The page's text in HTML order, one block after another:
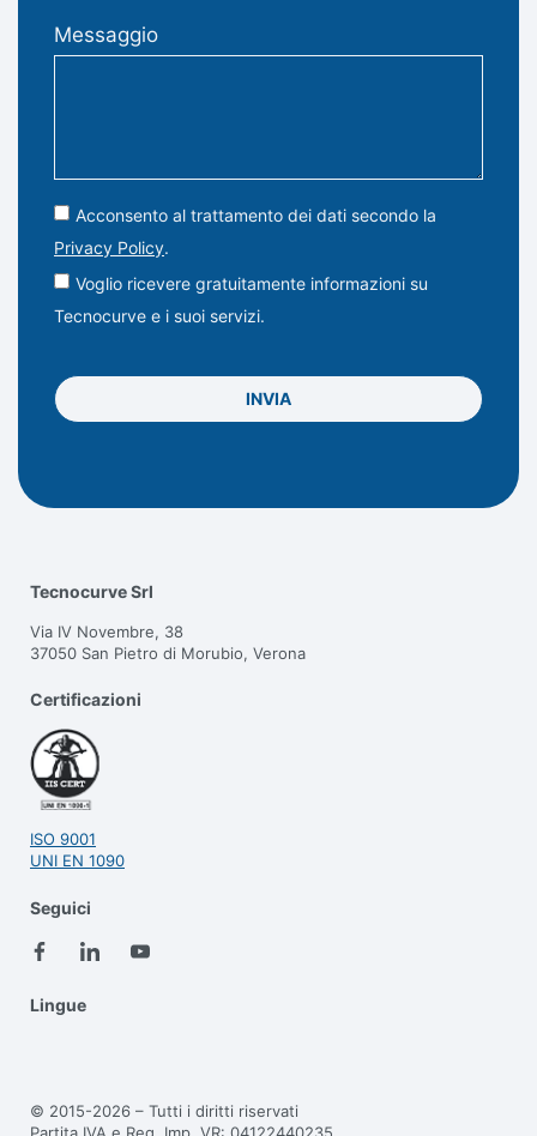
Messaggio
Acconsento al trattamento dei dati secondo la
Privacy Policy
Voglio ricevere gratuitamente informazioni su
Tecnocurve e i suoi servizi.
INVIA
Tecnocurve Srl
Via IV Novembre, 38
37050 San Pietro di Morubio, Verona
Certificazioni
ISO 9001
UNI EN 1090
Seguici
Lingue
© 2015-2026 – Tutti i diritti riservati